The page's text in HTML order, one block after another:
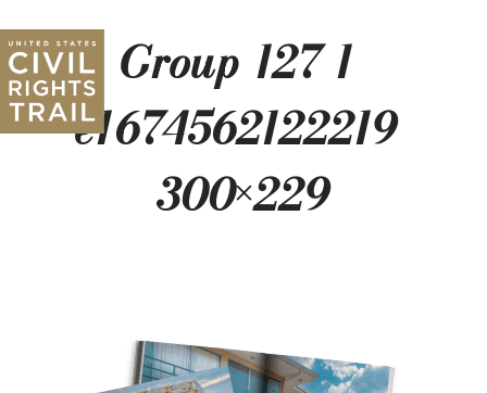
Group-127-1-
e1674562122219-
300×229